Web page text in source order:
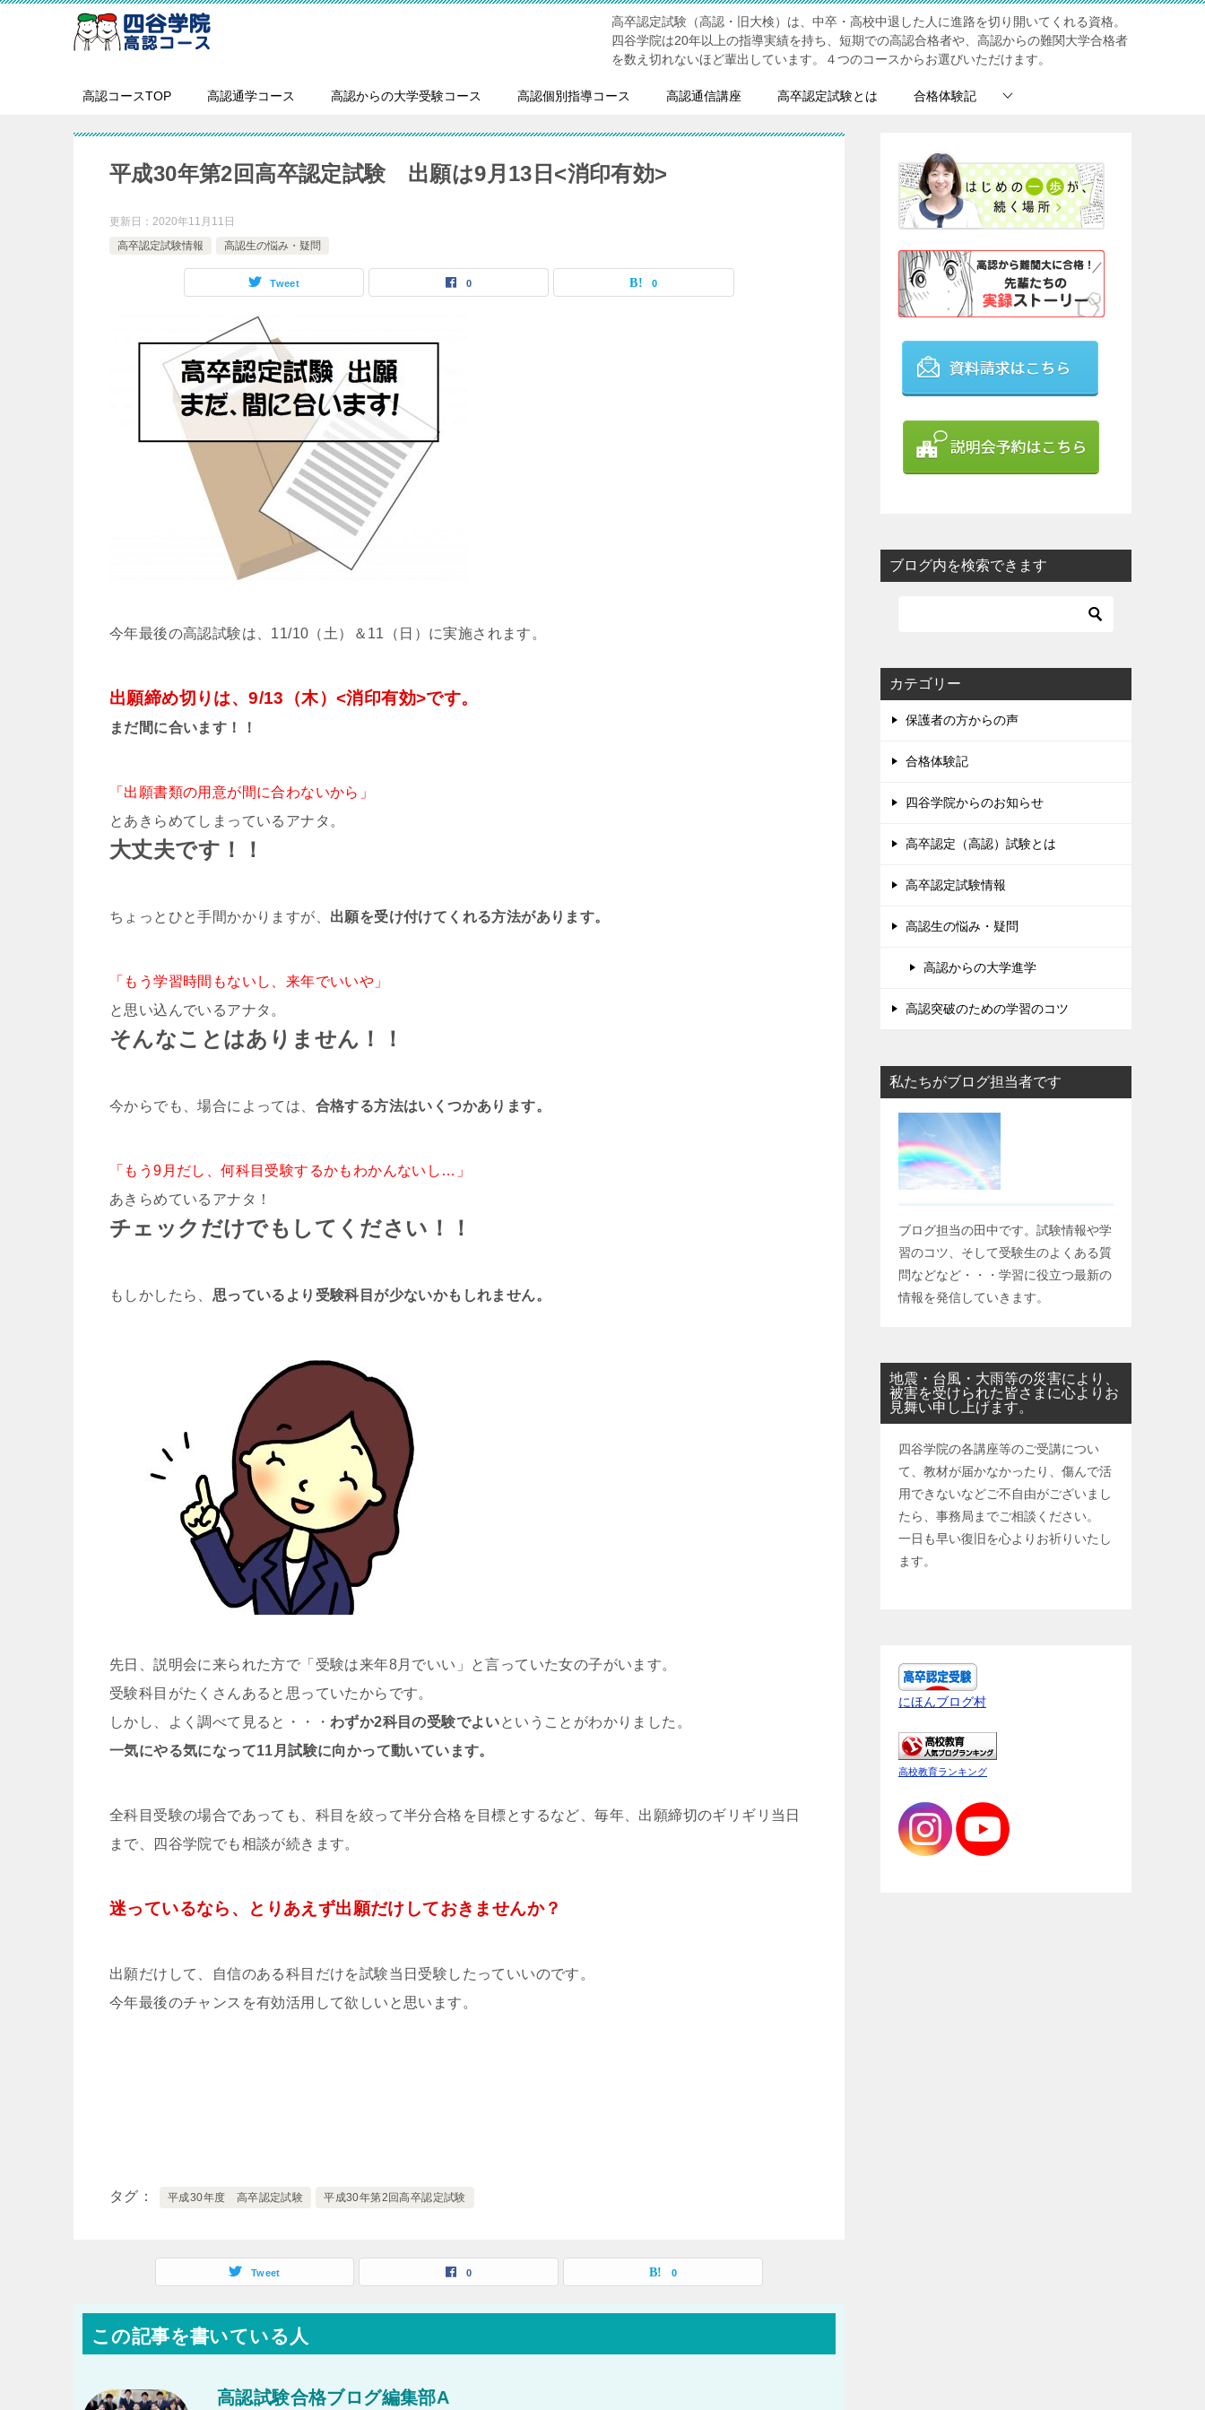
高卒認定試験（高認・旧大検）は、中卒・高校中退した人に進路を切り開いてくれる資格。
四谷学院は20年以上の指導実績を持ち、短期での高認合格者や、高認からの難関大学合格者
を数え切れないほど輩出しています。４つのコースからお選びいただけます。
高認コースTOP 高認通学コース 高認からの大学受験コース 高認個別指導コース 高認通信講座 高卒認定試験とは 合格体験記
平成30年第2回高卒認定試験 出願は9月13日<消印有効>
更新日： 2020年11月11日
高卒認定試験情報
高認生の悩み・疑問
Tweet 0 0
今年最後の高認試験は、11/10（土）＆11（日）に実施されます。
出願締め切りは、9/13（木）<消印有効>です。
まだ間に合います！！
「出願書類の用意が間に合わないから」
とあきらめてしまっているアナタ。
大丈夫です！！
ちょっとひと手間かかりますが、 出願を受け付けてくれる方法があります。
「もう学習時間もないし、来年でいいや」
と思い込んでいるアナタ。
そんなことはありません！！
今からでも、場合によっては、 合格する方法はいくつかあります。
「もう9月だし、何科目受験するかもわかんないし…」
あきらめているアナタ！
チェックだけでもしてください！！
もしかしたら、 思っているより受験科目が少ないかもしれません。
先日、説明会に来られた方で「受験は来年8月でいい」と言っていた女の子がいます。
受験科目がたくさんあると思っていたからです。
しかし、よく調べて見ると・・・ わずか2科目の受験でよいということがわかりました。
一気にやる気になって11月試験に向かって動いています。
全科目受験の場合であっても、科目を絞って半分合格を目標とするなど、毎年、出願締切のギリギリ当日
まで、四谷学院でも相談が続きます。
迷っているなら、とりあえず出願だけしておきませんか？
出願だけして、自信のある科目だけを試験当日受験したっていいのです。
今年最後のチャンスを有効活用して欲しいと思います。
タグ 平成30年度 高卒認定試験 平成30年第2回高卒認定試験
Tweet 0 0
この記事を書いている人
高認試験合格ブログ編集部A
ブログ内を検索できます
カテゴリー
保護者の方からの声
合格体験記
四谷学院からのお知らせ
高卒認定（高認）試験とは
高卒認定試験情報
高認生の悩み・疑問
高認からの大学進学
高認突破のための学習のコツ
私たちがブログ担当者です
ブログ担当の田中です。試験情報や学
習のコツ、そして受験生のよくある質
問などなど・・・学習に役立つ最新の
情報を発信していきます。
地震・台風・大雨等の災害により、
被害を受けられた皆さまに心よりお
見舞い申し上げます。
四谷学院の各講座等のご受講につい
て、教材が届かなかったり、傷んで活
用できないなどご不自由がございまし
たら、事務局までご相談ください。
一日も早い復旧を心よりお祈りいたし
ます。
にほんブログ村
高校教育ランキング